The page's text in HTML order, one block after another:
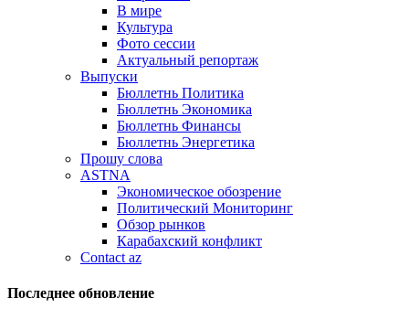
В мире
Культура
Фото сессии
Актуальный репортаж
Выпуски
Бюллетнь Политика
Бюллетнь Экономика
Бюллетнь Финансы
Бюллетнь Энергетика
Прошу слова
ASTNA
Экономическое обозрение
Политический Мониторинг
Обзор рынков
Карабахский конфликт
Contact az
Последнее обновление